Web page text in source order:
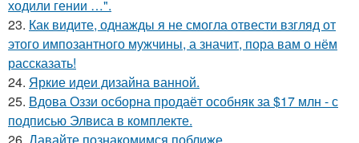
ходили гении …".
23. Как видите, однажды я не смогла отвести взгляд от
этого импозантного мужчины, а значит, пора вам о нём
рассказать!
24. Яркие идеи дизайна ванной.
25. Вдова Оззи осборна продаёт особняк за $17 млн - с
подписью Элвиса в комплекте.